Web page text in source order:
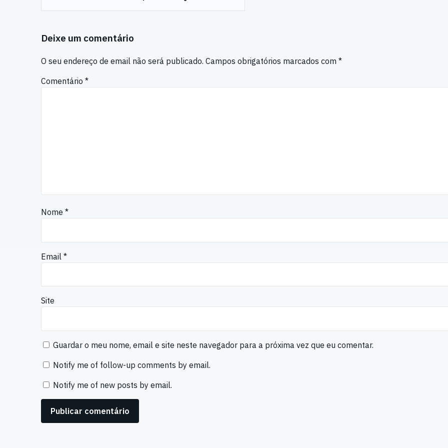
Deixe um comentário
O seu endereço de email não será publicado. Campos obrigatórios marcados com *
Comentário *
Nome *
Email *
Site
Guardar o meu nome, email e site neste navegador para a próxima vez que eu comentar.
Notify me of follow-up comments by email.
Notify me of new posts by email.